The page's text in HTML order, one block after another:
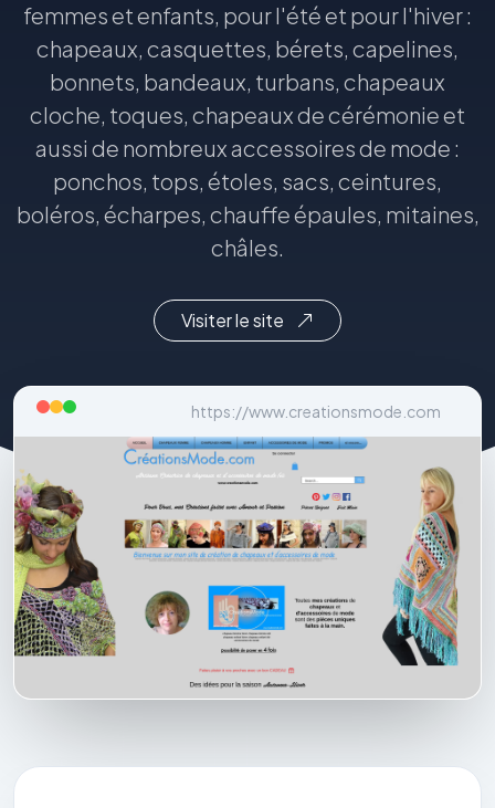
femmes et enfants, pour l'été et pour l'hiver :
chapeaux, casquettes, bérets, capelines,
bonnets, bandeaux, turbans, chapeaux
cloche, toques, chapeaux de cérémonie et
aussi de nombreux accessoires de mode :
ponchos, tops, étoles, sacs, ceintures,
boléros, écharpes, chauffe épaules, mitaines,
châles.
Visiter le site
https://www.creationsmode.com